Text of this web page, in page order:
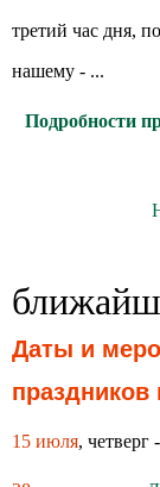
третий час дня,
нашему - ...
Подробности
Даты и
праздников
15 июля, четверг -